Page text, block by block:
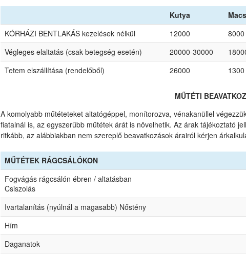
Kutya
KÓRHÁZI BENTLAKÁS kezelések nélkül
12000 8000
Végleges elaltatás (csak betegség esetén)
20000-30000
Tetem elszállítása (rendelőből)
26000 1300
MŰTÉTI
A komolyabb műtéteteket altatógéppel, monítorozva, vénakanüllel
fiatalnál is, az egyszerűbb műtétek árát is növelhetik. Az árak tájékoztató
ritkább, az alábbiakban nem szereplő beavatkozások árairól kérjen
MŰTÉTEK RÁGCSÁLÓKON
Fogvágás rágcsálón ébren / altatásban
Csiszolás
Ivartalanítás (nyúlnál a magasabb) Nőstény
Hím
Daganatok